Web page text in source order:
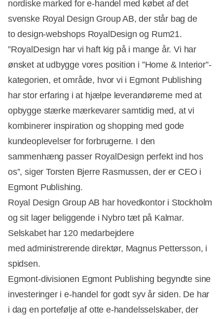
nordiske marked for e-handel med købet af det
svenske Royal Design Group AB, derstår bag de
todesign-webshops RoyalDesign og Rum21.
”RoyalDesign har vi haft kig på i mange år. Vi har
ønsket at udbygge vores position i ”Home & Interior”-
kategorien, et område, hvor vi i Egmont Publishing
har stor erfaring i at hjælpe leverandørerne med at
opbygge stærke mærkevarer samtidig med, at vi
kombinerer inspiration og shopping med gode
kundeoplevelser for forbrugerne. I den
sammenhæng passer RoyalDesign perfekt ind hos
os”, siger Torsten Bjerre Rasmussen, der er CEO i
Egmont Publishing.
Royal Design Group AB har hovedkontor i Stockholm
og sit lager beliggende i Nybro tæt på Kalmar.
Selskabet har 120 medarbejdere
medadministrerendedirektør, Magnus Pettersson, i
spidsen.
Egmont-divisionen Egmont Publishing begyndte sine
investeringer i e-handel for godt syv år siden. De har
i dag en portefølje af otte e-handelsselskaber, der